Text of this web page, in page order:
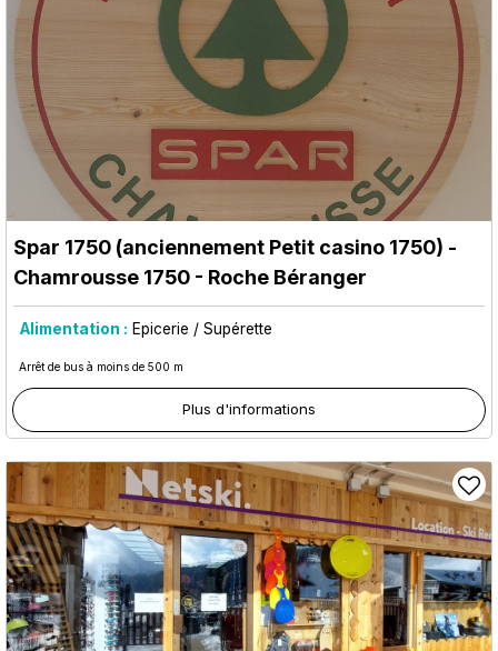
Spar 1750 (anciennement Petit casino 1750) -
Chamrousse 1750 - Roche Béranger
Alimentation : Epicerie / Supérette
Arrêt de bus à moins de 500 m
Plus d'informations